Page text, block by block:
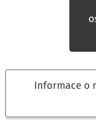
Informace o